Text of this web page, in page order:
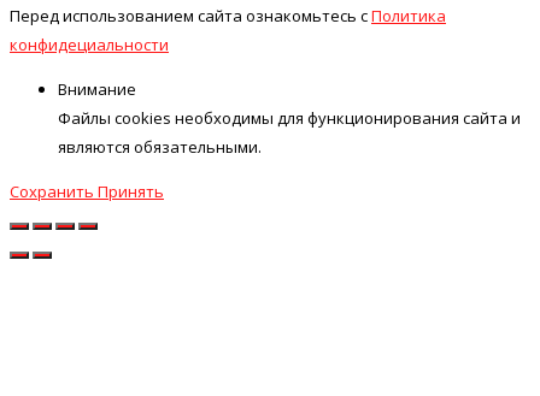
Перед использованием сайта ознакомьтесь сПолитика
конфидециальности
Внимание
Файлы cookies необходимы для функционирования сайта и
являются обязательными.
Сохранить Принять